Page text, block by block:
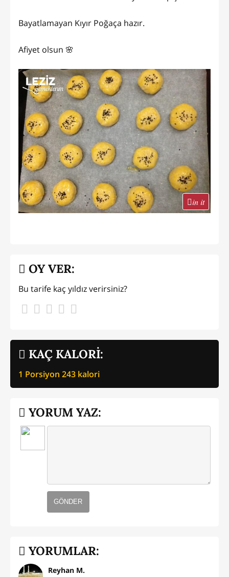
Bayatlamayan Kıyır Poğaça hazır.
Afiyet olsun 🌸
in it
KAÇ KALORİ:
1 Porsiyon 243 kalori
OY VER:
Bu tarife kaç yıldız verirsiniz?
YORUM YAZ:
GÖNDER
YORUMLAR:
Reyhan M.